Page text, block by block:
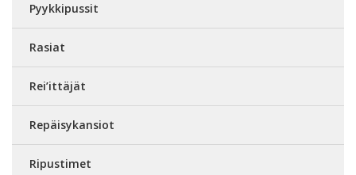
Pyykkipussit
Rasiat
Rei’ittäjät
Repäisykansiot
Ripustimet